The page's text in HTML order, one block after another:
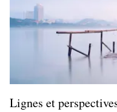
Lignes et